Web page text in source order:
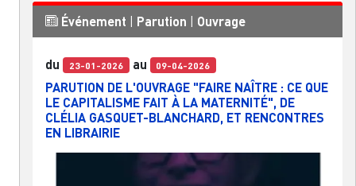
Événement | Parution | Ouvrage
du 23-01-2026 au 09-04-2026
PARUTION DE L'OUVRAGE "FAIRE NAÎTRE : CE QUE
LE CAPITALISME FAIT À LA MATERNITÉ", DE
CLÉLIA GASQUET-BLANCHARD, ET RENCONTRES
EN LIBRAIRIE